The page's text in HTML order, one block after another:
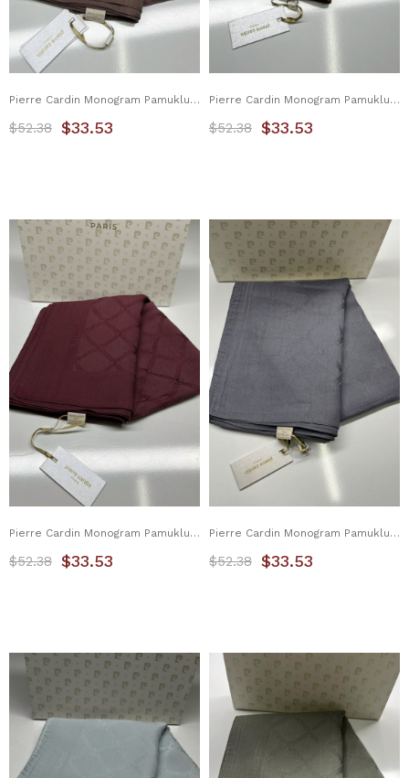
Pierre Cardin Monogram Pamuklu Şal 1080800-931
$33.53
$52.38
Pierre Cardin Monogram Pamuklu Şal 1080800-935
$33.53
$52.38
Pierre Cardin Monogram Pamuklu Şal 1080800-941
$33.53
$52.38
Pierre Cardin Monogram Pamuklu Şal 1080800-971
$33.53
$52.38